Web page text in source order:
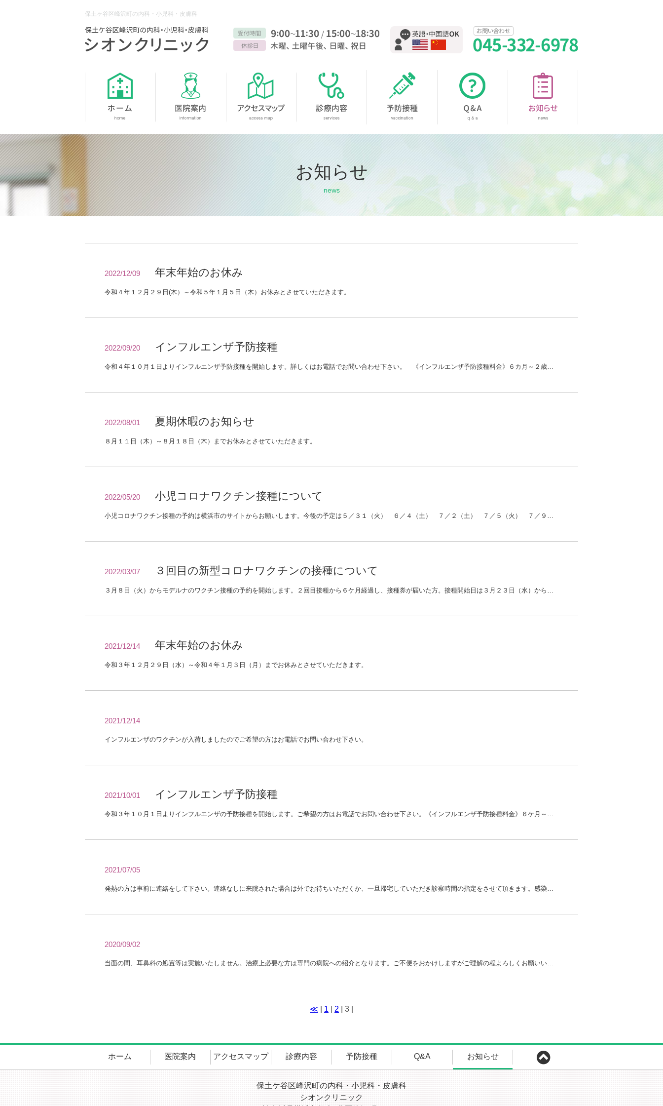
保土ヶ谷区峰沢町の内科・小児科・皮膚科
お知らせ
news
2022/12/09 年末年始のお休み
令和４年１２月２９日(木）～令和５年１月５日（木）お休みとさせていただきます。
2022/09/20 インフルエンザ予防接種
2022/08/01 夏期休暇のお知らせ
８月１１日（木）～８月１８日（木）までお休みとさせていただきます。
2022/05/20 小児コロナワクチン接種について
2022/03/07 ３回目の新型コロナワクチンの接種について
2021/12/14 年末年始のお休み
令和３年１２月２９日（水）～令和４年１月３日（月）までお休みとさせていただきます。
2021/12/14
インフルエンザのワクチンが入荷しましたのでご希望の方はお電話でお問い合わせ下さい。
2021/10/01 インフルエンザ予防接種
2021/07/05
2020/09/02
≪ 1 2 | 3 |
ホーム 医院案内 アクセスマップ 診療内容 予防接種 Q&A お知らせ
保土ケ谷区峰沢町の内科・小児科・皮膚科
シオンクリニック